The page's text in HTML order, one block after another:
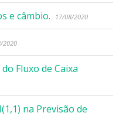
e câmbio. 17/08/2020
2020
Fluxo de Caixa
na Previsão de